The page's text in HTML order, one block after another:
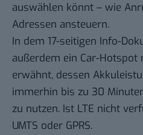
auswählen könnt – wie
Adressen ansteuern.
In dem 17-seitigen Info-
außerdem ein Car-Hotspot
erwähnt, dessen
immerhin bis zu 30
zu nutzen. Ist LTE nicht
UMTS oder GPRS.